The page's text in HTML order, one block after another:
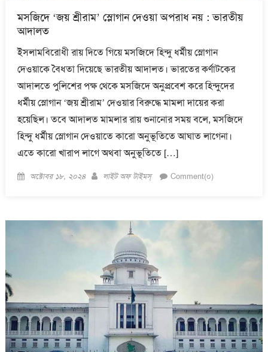
মসজিদে ‘জয় শ্রীরাম’ স্লোগান দেওয়া অপরাধ নয় : ভারতীয়
আদালত
ইসলামবিরোধী রায় দিতে গিয়ে মসজিদে হিন্দু ধর্মীয় স্লোগান
দেওয়াকে বৈধতা দিয়েছে ভারতীয় আদালত। ভারতের কর্ণাটকের
আদালতে পুলিশের পক্ষ থেকে মসজিদে অনুপ্রবেশ করে হিন্দুদের
ধর্মীয় স্লোগান ‘জয় শ্রীরাম’ দেওয়ার বিরুদ্ধে মামলা দায়ের করা
হয়েছিল। তবে আদালত মামলার রায় শুনানোর সময় বলে, মসজিদে
হিন্দু ধর্মীয় স্লোগান দেওয়াতে কারো অনুভূতিতে আঘাত লাগেনা।
এতে কারো খারাপ লাগে অথবা অনুভূতিতে […]
Posted
অক্টোবর ১৮, ২০২৪ Author
লাইট অফ টাইমস্ Comment(০)